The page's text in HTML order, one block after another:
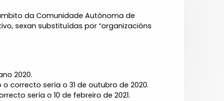
da Comunidade Autónoma de
sexan substituídas por “organizacións
2020.
correcto sería o 31 de outubro de 2020.
sería o 10 de febreiro de 2021.